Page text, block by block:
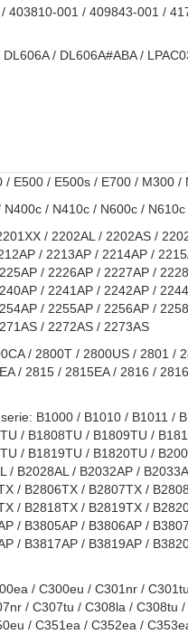
001 / 409843-001 /
/ DL606A#ABA /
E500 / E500s / E700 / M300 /
/ N410c / N600c /
/ 2202AL / 2202AS /
/ 2213AP / 2214AP /
/ 2226AP / 2227AP /
/ 2241AP / 2242AP /
/ 2255AP / 2256AP /
/ 2272AS / 2273AS
/ 2800T / 2800US / 2801 /
/ 2815 / 2815EA / 2816 /
B1000 / B1010 / B1011 /
/ B1808TU / B1809TU /
/ B1819TU / B1820TU /
/ B2028AL / B2032AP /
/ B2806TX / B2807TX /
/ B2818TX / B2819TX /
/ B3805AP / B3806AP /
/ B3817AP / B3819AP /
/ C300eu / C301nr /
/ C307tu / C308la / C308tu
/ C351ea / C352ea /